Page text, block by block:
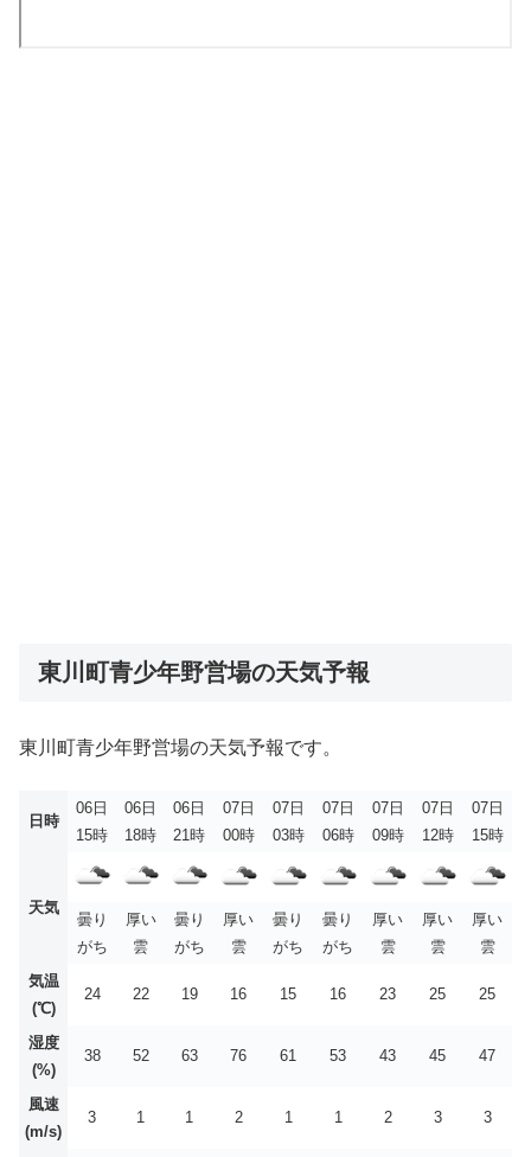
東川町青少年野営場の天気予報
東川町青少年野営場の天気予報です。
日時
06日
15時
06日
18時
06日
21時
07日
00時
07日
03時
07日
06時
07日
09時
07日
12時
07日
15時
天気
曇り
がち
厚い
雲
曇り
がち
厚い
雲
曇り
がち
曇り
がち
厚い
雲
厚い
雲
厚い
雲
気温
(℃)
24 22 19 16 15 16 23 25 25
湿度
(%)
38 52 63 76 61 53 43 45 47
風速
(m/s)
3 1 1 2 1 1 2 3 3